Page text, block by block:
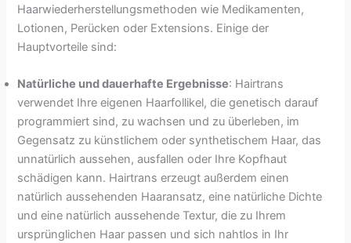
Haarwiederherstellungsmethoden wie Medikamenten,
Lotionen, Perücken oder Extensions. Einige der
Hauptvorteile sind:
Natürliche und dauerhafte Ergebnisse: Hairtrans
verwendet Ihre eigenen Haarfollikel, die genetisch darauf
programmiert sind, zu wachsen und zu überleben, im
Gegensatz zu künstlichem oder synthetischem Haar, das
unnatürlich aussehen, ausfallen oder Ihre Kopfhaut
schädigen kann. Hairtrans erzeugt außerdem einen
natürlich aussehenden Haaransatz, eine natürliche Dichte
und eine natürlich aussehende Textur, die zu Ihrem
ursprünglichen Haar passen und sich nahtlos in Ihr